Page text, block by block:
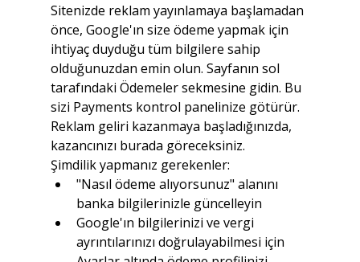
Sitenizde reklam yayınlamaya başlamadan
önce, Google'ın size ödeme yapmak için
ihtiyaç duyduğu tüm bilgilere sahip
olduğunuzdan emin olun. Sayfanın sol
tarafındaki Ödemeler sekmesine gidin. Bu
sizi Payments kontrol panelinize götürür.
Reklam geliri kazanmaya başladığınızda,
kazancınızı burada göreceksiniz.
Şimdilik yapmanız gerekenler:
"Nasıl ödeme alıyorsunuz" alanını
banka bilgilerinizle güncelleyin
Google'ın bilgilerinizi ve vergi
ayrıntılarınızı doğrulayabilmesi için